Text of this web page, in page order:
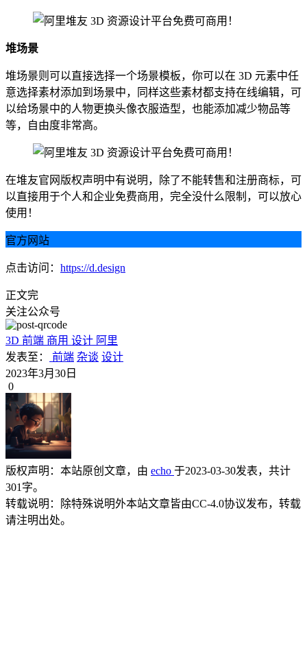
堆场景
堆场景则可以直接选择一个场景模板，你可以在 3D 元素中任
意选择素材添加到场景中，同样这些素材都支持在线编辑，可
以给场景中的人物更换头像衣服造型，也能添加减少物品等
等，自由度非常高。
在堆友官网版权声明中有说明，除了不能转售和注册商标，可
以直接用于个人和企业免费商用，完全没什么限制，可以放心
使用！
官方网站
点击访问： https://d.design
正文完
关注公众号
3D 前端 商用 设计 阿里
发表至：
前端 杂谈 设计
2023年3月30日
0
版权声明： 本站原创文章，由 echo 于2023-03-30发表，共计
301字。
转载说明：
除特殊说明外本站文章皆由CC-4.0协议发布，转载
请注明出处。